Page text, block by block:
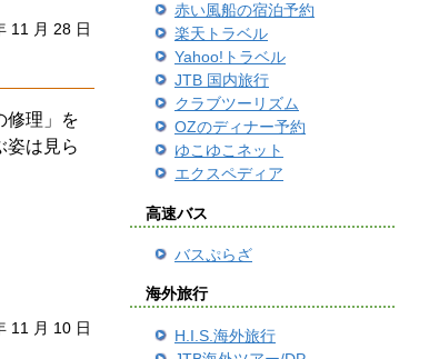
11 月 28 日
修理」を
姿は見ら
11 月 10 日
赤い風船の宿泊予約
楽天トラベル
Yahoo!トラベル
JTB 国内旅行
クラブツーリズム
OZのディナー予約
ゆこゆこネット
エクスペディア
高速バス
バスぷらざ
海外旅行
H.I.S.海外旅行